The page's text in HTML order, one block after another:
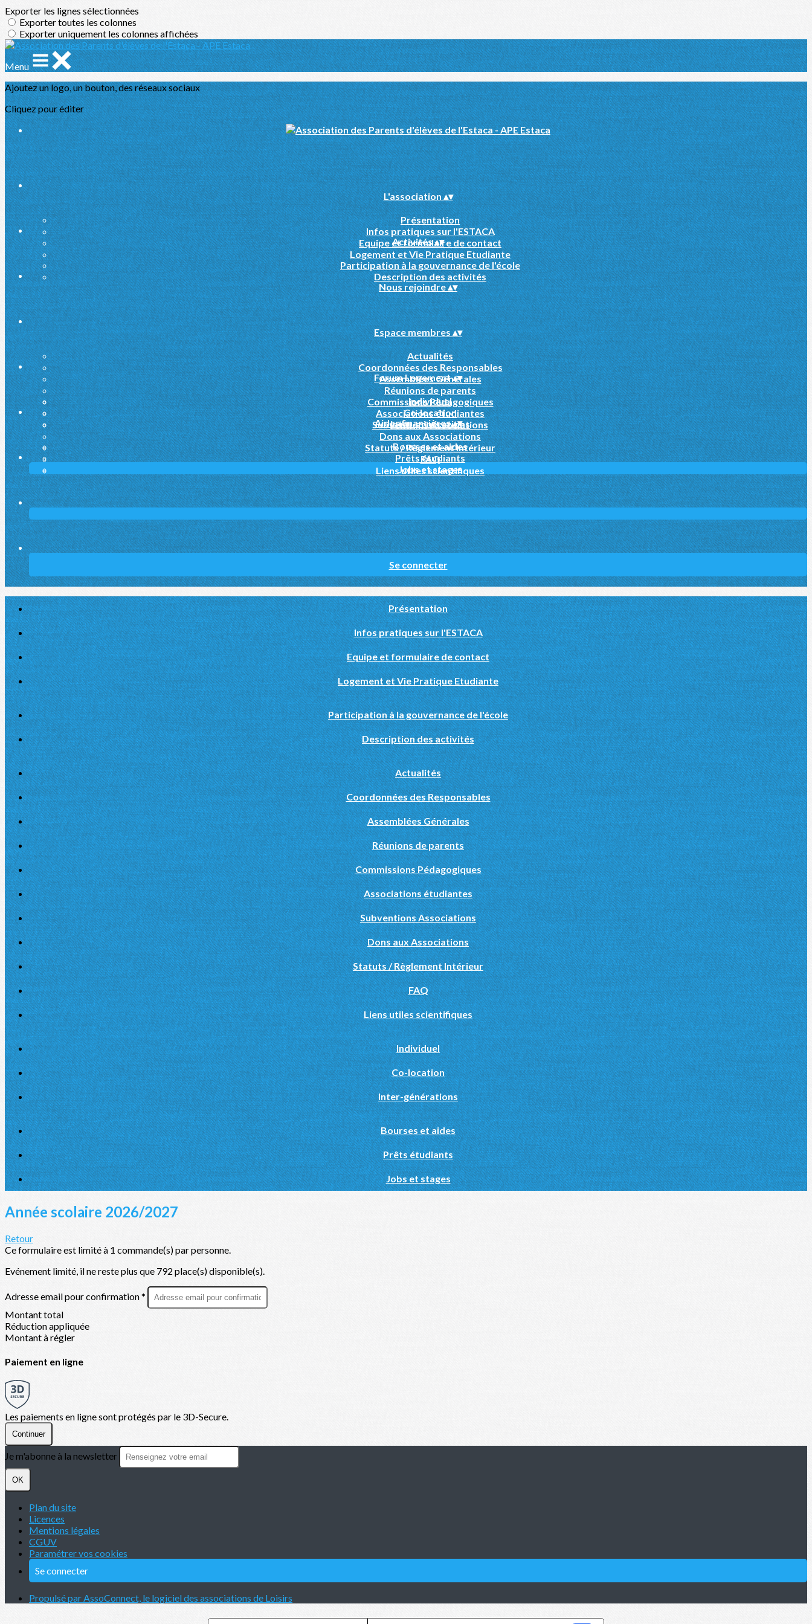
Exporter les lignes sélectionnées
Exporter toutes les colonnes
Exporter uniquement les colonnes affichées
Menu
Ajoutez un logo, un bouton, des réseaux sociaux
Cliquez pour éditer
L'association▴▾
Présentation
Infos pratiques sur l'ESTACA
Equipe et formulaire de contact
Logement et Vie Pratique Etudiante
Activités▴▾
Participation à la gouvernance de l'école
Description des activités
Nous rejoindre▴▾
Espace membres▴▾
Actualités
Coordonnées des Responsables
Assemblées Générales
Réunions de parents
Commissions Pédagogiques
Associations étudiantes
Subventions Associations
Dons aux Associations
Statuts / Règlement Intérieur
FAQ
Liens utiles scientifiques
Forum Logement▴▾
Individuel
Co-location
Inter-générations
Aides financières▴▾
Bourses et aides
Prêts étudiants
Jobs et stages
Se connecter
Présentation
Infos pratiques sur l'ESTACA
Equipe et formulaire de contact
Logement et Vie Pratique Etudiante
Participation à la gouvernance de l'école
Description des activités
Actualités
Coordonnées des Responsables
Assemblées Générales
Réunions de parents
Commissions Pédagogiques
Associations étudiantes
Subventions Associations
Dons aux Associations
Statuts / Règlement Intérieur
FAQ
Liens utiles scientifiques
Individuel
Co-location
Inter-générations
Bourses et aides
Prêts étudiants
Jobs et stages
Année scolaire 2026/2027
Retour
Ce formulaire est limité à 1 commande(s) par personne.
Evénement limité, il ne reste plus que 792 place(s) disponible(s).
Adresse email pour confirmation *
Montant total
Réduction appliquée
Montant à régler
Paiement en ligne
Les paiements en ligne sont protégés par le 3D-Secure.
Continuer
Je m'abonne à la newsletter
OK
Plan du site
Licences
Mentions légales
CGUV
Paramétrer vos cookies
Se connecter
Propulsé par AssoConnect, le logiciel des associations de Loisirs